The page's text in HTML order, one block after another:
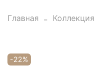
Главная
-22%